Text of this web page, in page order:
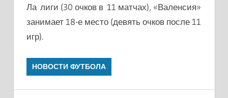
Ла лиги (30 очков в 11 матчах), «Валенсия»
занимает 18-е место (девять очков после 11
игр).
НОВОСТИ ФУТБОЛА